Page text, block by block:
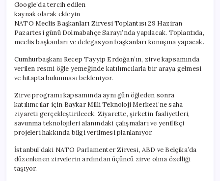
Google’da tercih edilen
kaynak olarak ekleyin
NATO Meclis Başkanları Zirvesi Toplantısı 29 Haziran
Pazartesi günü Dolmabahçe Sarayı’nda yapılacak. Toplantıda,
meclis başkanları ve delegasyon başkanları konuşma yapacak.
Cumhurbaşkanı Recep Tayyip Erdoğan’ın, zirve kapsamında
verilen resmi öğle yemeğinde katılımcılarla bir araya gelmesi
ve hitapta bulunması bekleniyor.
Zirve programı kapsamında aynı gün öğleden sonra
katılımcılar için Baykar Milli Teknoloji Merkezi’ne saha
ziyareti gerçekleştirilecek. Ziyarette, şirketin faaliyetleri,
savunma teknolojileri alanındaki çalışmaları ve yenilikçi
projeleri hakkında bilgi verilmesi planlanıyor.
İstanbul’daki NATO Parlamenter Zirvesi, ABD ve Belçika’da
düzenlenen zirvelerin ardından üçüncü zirve olma özelliği
taşıyor.